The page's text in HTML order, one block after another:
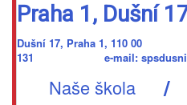
Praha 1, Dušní
Dušní 17, Praha 1, 110
131 e-mail:
Naše škola /